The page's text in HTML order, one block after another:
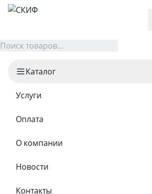
Каталог
Услуги
Оплата
О компании
Новости
Контакты